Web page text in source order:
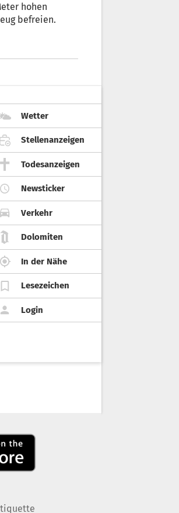
hohen
befreien.
Wetter
Stellenanzeigen
Todesanzeigen
Newsticker
Verkehr
Dolomiten
In der Nähe
Lesezeichen
Login